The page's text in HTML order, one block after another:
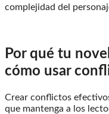
complejidad del
Por qué tu
cómo usar
Crear conflictos
que mantenga a los